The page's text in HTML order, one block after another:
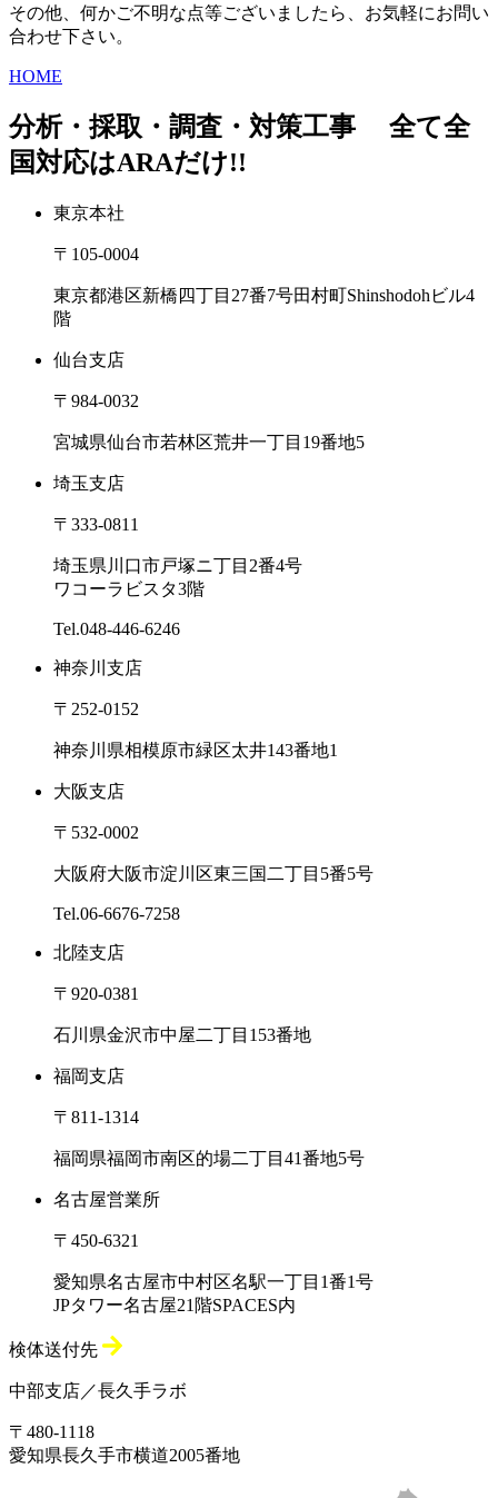
その他、何かご不明な点等ございましたら、お気軽にお問い
合わせ下さい。
HOME
分析・採取・調査・対策工事
全て全
国対応はARAだけ!!
東京本社
〒105-0004
東京都港区新橋四丁目27番7号田村町Shinshodohビル4
階
仙台支店
〒984-0032
宮城県仙台市若林区荒井一丁目19番地5
埼玉支店
〒333-0811
埼玉県川口市戸塚ニ丁目2番4号
ワコーラビスタ3階
Tel.048-446-6246
神奈川支店
〒252-0152
神奈川県相模原市緑区太井143番地1
大阪支店
〒532-0002
大阪府大阪市淀川区東三国二丁目5番5号
Tel.06-6676-7258
北陸支店
〒920-0381
石川県金沢市中屋二丁目153番地
福岡支店
〒811-1314
福岡県福岡市南区的場二丁目41番地5号
名古屋営業所
〒450-6321
愛知県名古屋市中村区名駅一丁目1番1号
JPタワー名古屋21階SPACES内
検体送付先
中部支店／長久手ラボ
〒480-1118
愛知県長久手市横道2005番地